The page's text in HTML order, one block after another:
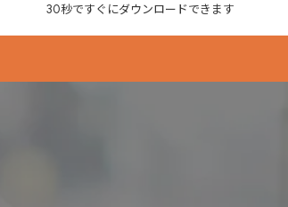
30秒ですぐにダウンロードできます